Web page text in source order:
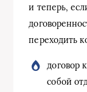
и теперь,
переходить
договор
собой